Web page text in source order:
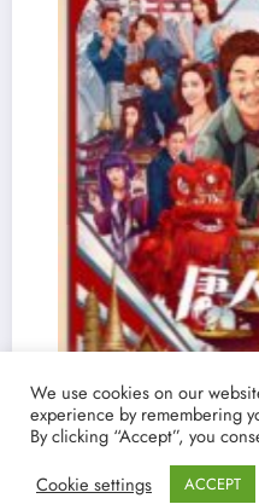
We use cookies on our
experience by remembering
By clicking “Accept”, you
Cookie settings
ACCEPT